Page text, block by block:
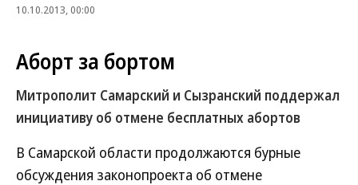
10.10.2013, 00:00
Аборт за бортом
Митрополит Самарский и Сызранский поддержал
инициативу об отмене бесплатных абортов
В Самарской области продолжаются бурные
обсуждения законопроекта об отмене